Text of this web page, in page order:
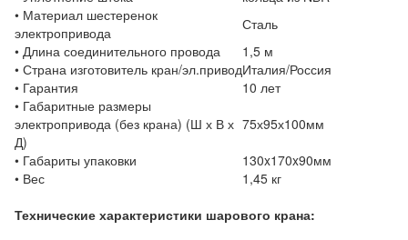
• Материал шестеренок
электропривода
Сталь
• Длина соединительного провода
1,5 м
• Страна изготовитель кран/эл.приводИталия/Россия
• Гарантия
10 лет
• Габаритные размеры
электропривода (без крана) (Ш х В х
Д)
75х95х100мм
• Габариты упаковки
130x170x90мм
• Вес
1,45 кг
Технические характеристики шарового крана: